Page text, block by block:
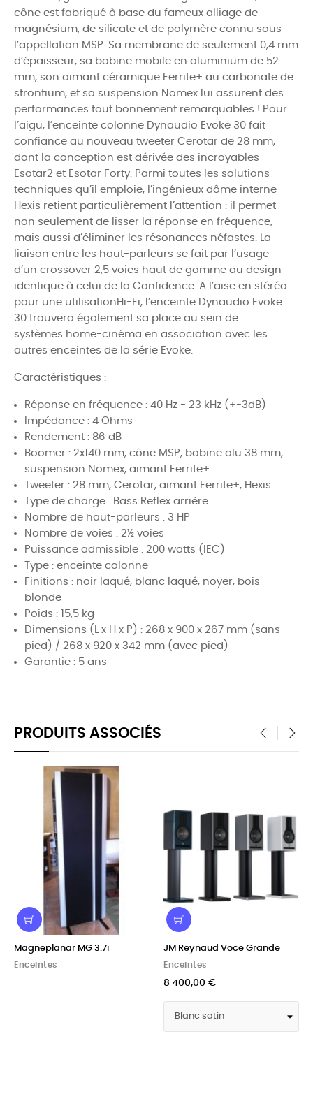
cône est fabriqué à base du fameux alliage de
magnésium, de silicate et de polymère connu sous
l’appellation MSP . Sa membrane de seulement 0,4 mm
d’épaisseur, sa bobine mobile en aluminium de 52
mm, son aimant céramique Ferrite+ au carbonate de
strontium, et sa suspension Nomex lui assurent des
performances tout bonnement remarquables ! Pour
l’aigu, l’enceinte colonne Dynaudio Evoke 30 fait
confiance au nouveau tweeter Cerotar de 28 mm,
dont la conception est dérivée des incroyables
Esotar2 et Esotar Forty. Parmi toutes les solutions
techniques qu’il emploie, l’ingénieux dôme interne
Hexis retient particulièrement l’attention : il permet
non seulement de lisser la réponse en fréquence,
mais aussi d’éliminer les résonances néfastes. La
liaison entre les haut-parleurs se fait par l’usage
d’un crossover 2,5 voies haut de gamme au design
identique à celui de la Confidence. A l’aise en stéréo
pour une utilisation Hi-Fi, l’enceinte Dynaudio Evoke
30 trouvera également sa place au sein de
systèmes home-cinéma en association avec les
autres enceintes de la série Evoke.
Caractéristiques :
Réponse en fréquence : 40 Hz - 23 kHz (+-3dB)
Impédance : 4 Ohms
Rendement : 86 dB
Boomer : 2x140 mm, cône MSP, bobine alu 38 mm,
suspension Nomex, aimant Ferrite+
Tweeter : 28 mm, Cerotar, aimant Ferrite+, Hexis
Type de charge : Bass Reflex arrière
Nombre de haut-parleurs : 3 HP
Nombre de voies : 2½ voies
Puissance admissible : 200 watts (IEC)
Type : enceinte colonne
Finitions : noir laqué, blanc laqué, noyer, bois
blonde
Poids : 15,5 kg
Dimensions (L x H x P) : 268 x 900 x 267 mm (sans
pied) / 268 x 920 x 342 mm (avec pied)
Garantie : 5 ans
PRODUITS ASSOCIÉS
Magneplanar MG 3.7i
Enceintes
JM Reynaud Voce Grande
Enceintes
8 400,00 €